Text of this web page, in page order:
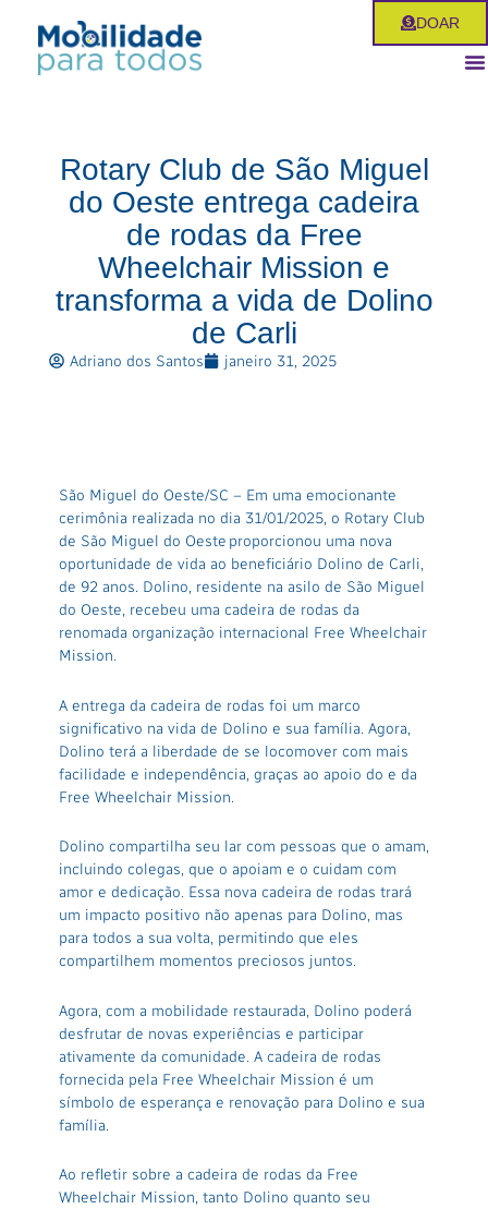
DOAR
Rotary Club de São Miguel
do Oeste entrega cadeira
de rodas da Free
Wheelchair Mission e
transforma a vida de Dolino
de Carli
Adriano dos Santos janeiro 31, 2025
São Miguel do Oeste/SC – Em uma emocionante
cerimônia realizada no dia 31/01/2025, o Rotary Club
de São Miguel do Oeste proporcionou uma nova
oportunidade de vida ao beneficiário Dolino de Carli,
de 92 anos. Dolino, residente na asilo de São Miguel
do Oeste, recebeu uma cadeira de rodas da
renomada organização internacional Free Wheelchair
Mission.
A entrega da cadeira de rodas foi um marco
significativo na vida de Dolino e sua família. Agora,
Dolino terá a liberdade de se locomover com mais
facilidade e independência, graças ao apoio do e da
Free Wheelchair Mission.
Dolino compartilha seu lar com pessoas que o amam,
incluindo colegas, que o apoiam e o cuidam com
amor e dedicação. Essa nova cadeira de rodas trará
um impacto positivo não apenas para Dolino, mas
para todos a sua volta, permitindo que eles
compartilhem momentos preciosos juntos.
Agora, com a mobilidade restaurada, Dolino poderá
desfrutar de novas experiências e participar
ativamente da comunidade. A cadeira de rodas
fornecida pela Free Wheelchair Mission é um
símbolo de esperança e renovação para Dolino e sua
família.
Ao refletir sobre a cadeira de rodas da Free
Wheelchair Mission, tanto Dolino quanto seu